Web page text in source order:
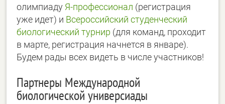
олимпиаду Я-профессионал (регистрация
уже идет) и Всероссийский студенческий
биологический турнир (для команд, проходит
в марте, регистрация начнется в январе).
Будем рады всех видеть в числе участников!
Партнеры Международной
биологической универсиады